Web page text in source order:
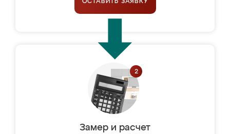
ОСТАВИТЬ ЗАЯВКУ
Замер и расчет